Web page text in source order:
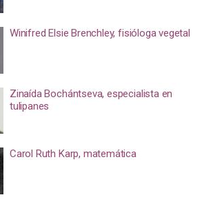
Winifred Elsie Brenchley, fisióloga vegetal
Zinaída Bochántseva, especialista en
tulipanes
Carol Ruth Karp, matemática